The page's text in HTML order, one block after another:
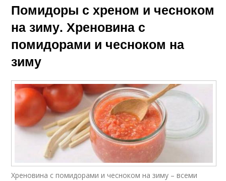
Помидоры с хреном и чесноком
на зиму. Хреновина с
помидорами и чесноком на
зиму
Хреновина с помидорами и чесноком на зиму – всеми